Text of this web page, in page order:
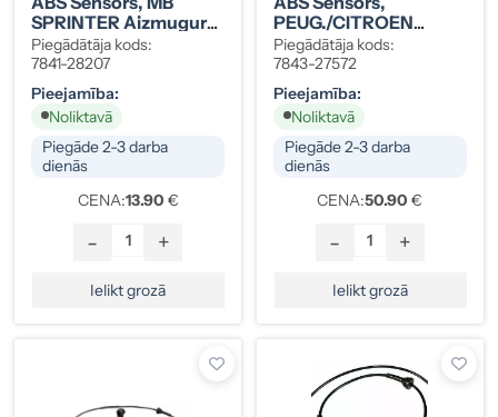
SPRINTER Aizmugurē
Kreisais
Piegādātāja kods:
7841-28207
Pieejamība:
Noliktavā
Piegāde 2-3 darba
dienās
CENA:13.90 €
- +
Ielikt grozā
PEUG./CITROEN
Aizmugurē
Piegādātāja kods:
7843-27572
Pieejamība:
Noliktavā
Piegāde 2-3 darba
dienās
CENA:50.90 €
- +
Ielikt grozā